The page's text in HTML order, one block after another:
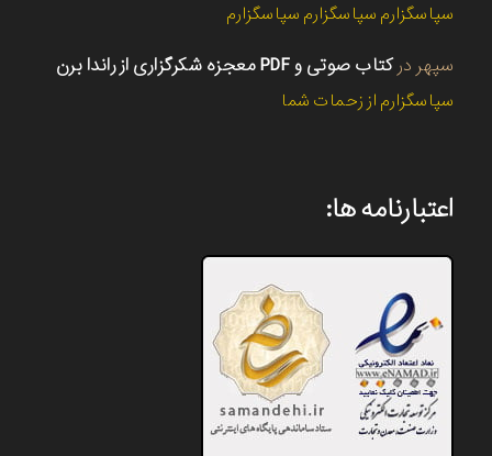
سپاسگزارم سپاسگزارم سپاسگزارم
سپهر درکتاب صوتی و PDF معجزه شکرگزاری از راندا برن
سپاسگزارم از زحمات شما
اعتبارنامه ها: